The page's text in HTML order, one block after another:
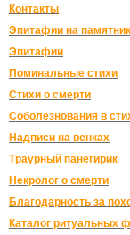
Контакты
Эпитафии на памятник
Эпитафии
Поминальные стихи
Стихи о смерти
Соболезнования в
Надписи на венках
Траурный панегирик
Некролог о смерти
Благодарность за
Каталог ритуальных